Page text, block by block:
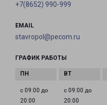
+7(8652) 990-999
EMAIL
stavropol@pecom.ru
ГРАФИК РАБОТЫ
с 09:00 до
20:00
с 09:00 до
20:00